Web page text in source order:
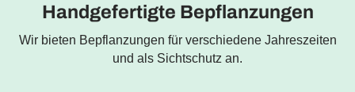
Handgefertigte Bepflanzungen
Wir bieten Bepflanzungen für verschiedene Jahreszeiten
und als Sichtschutz an.